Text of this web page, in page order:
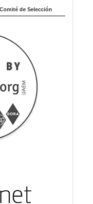
de Selección